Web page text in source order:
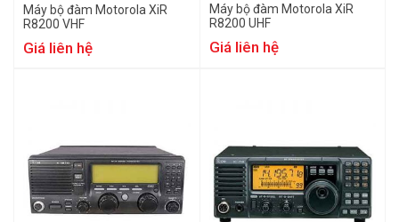
Máy bộ đàm Motorola XiR
R8200 VHF
Giá liên hệ
Máy bộ đàm Motorola XiR
R8200 UHF
Giá liên hệ